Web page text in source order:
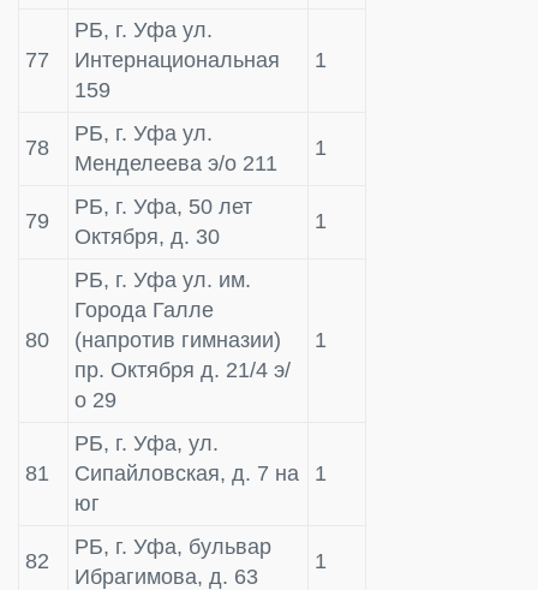
77
РБ, г. Уфа ул.
Интернациональная
159
1
78
РБ, г. Уфа ул.
Менделеева э/о 211
1
79
РБ, г. Уфа, 50 лет
Октября, д. 30
1
80
РБ, г. Уфа ул. им.
Города Галле
(напротив гимназии)
пр. Октября д. 21/4 э/
о 29
1
81
РБ, г. Уфа, ул.
Сипайловская, д. 7 на
юг
1
82
РБ, г. Уфа, бульвар
Ибрагимова, д. 63
1